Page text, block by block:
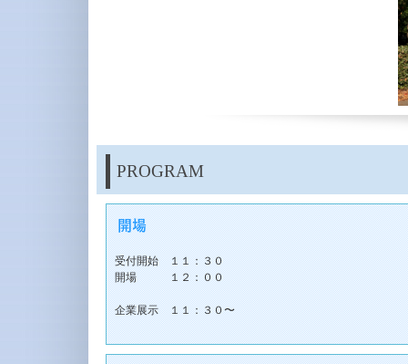
PROGRAM
受付開始 １１：３０
開場 １２：００
企業展示 １１：３０〜